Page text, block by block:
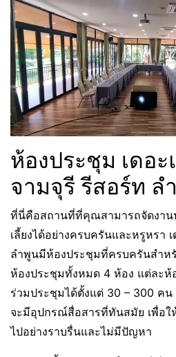
ห้องประชุม เดอ
จามจุรี รีสอร์ท ล
ที่นี่คือสถานที่ที่คุณสามารถจัดงา
เลี้ยงได้อย่างครบครันและหรูหรา
ลำพูนมีห้องประชุมที่ครบครันสำห
ห้องประชุมทั้งหมด 4 ห้อง แต่ละห้
ร่วมประชุมได้ตั้งแต่ 30 – 300 ค
จะมีอุปกรณ์สื่อสารที่ทันสมัย เพื่อ
ไปอย่างราบรื่นและไม่มีปัญหา